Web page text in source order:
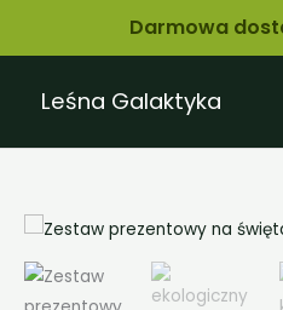
Darmowa
Leśna Galaktyka
ilość
Ceramiczna
mydelniczka
naturalne
mydło